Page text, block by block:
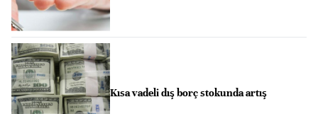
Kısa vadeli dış borç stokunda artış